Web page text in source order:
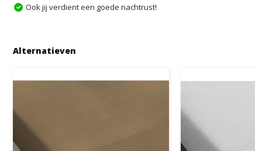
Ook jij verdient een goede nachtrust!
Alternatieven